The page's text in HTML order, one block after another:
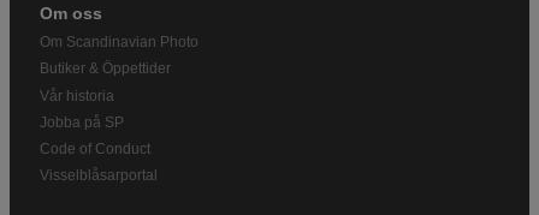
Om oss
Om Scandinavian Photo
Butiker & Öppettider
Vår historia
Jobba på SP
Code of Conduct
Visselblåsarportal